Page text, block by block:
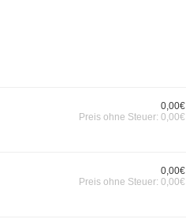
0,00€
Preis ohne Steuer: 0,00€
0,00€
Preis ohne Steuer: 0,00€